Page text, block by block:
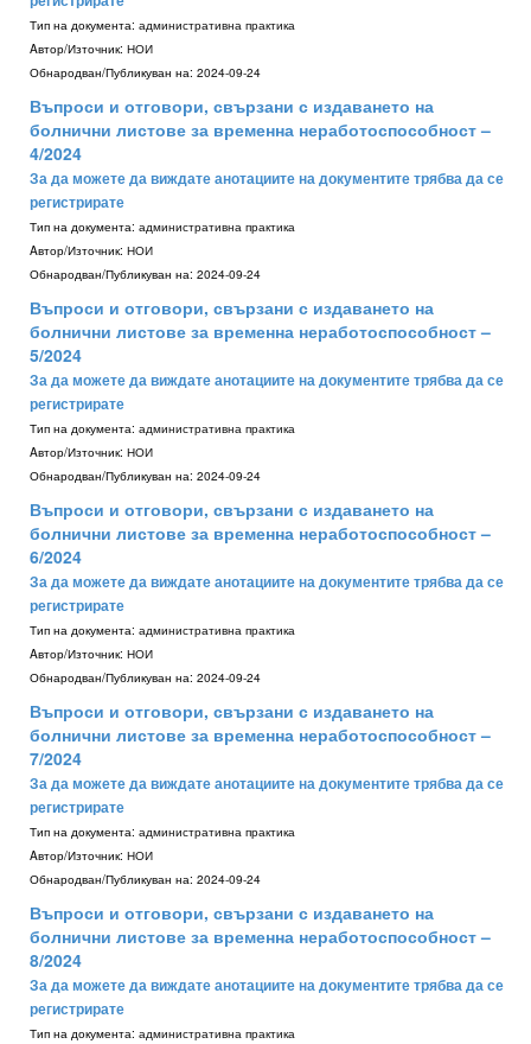
Тип на документа: административна практика
Aвтор/Източник: НОИ
Обнародван/Публикуван на: 2024-09-24
Въпроси и отговори, свързани с издаването на
болнични листове за временна неработоспособност –
4/2024
За да можете да виждате анотациите на документите трябва да се
регистрирате
Тип на документа: административна практика
Aвтор/Източник: НОИ
Обнародван/Публикуван на: 2024-09-24
Въпроси и отговори, свързани с издаването на
болнични листове за временна неработоспособност –
5/2024
За да можете да виждате анотациите на документите трябва да се
регистрирате
Тип на документа: административна практика
Aвтор/Източник: НОИ
Обнародван/Публикуван на: 2024-09-24
Въпроси и отговори, свързани с издаването на
болнични листове за временна неработоспособност –
6/2024
За да можете да виждате анотациите на документите трябва да се
регистрирате
Тип на документа: административна практика
Aвтор/Източник: НОИ
Обнародван/Публикуван на: 2024-09-24
Въпроси и отговори, свързани с издаването на
болнични листове за временна неработоспособност –
7/2024
За да можете да виждате анотациите на документите трябва да се
регистрирате
Тип на документа: административна практика
Aвтор/Източник: НОИ
Обнародван/Публикуван на: 2024-09-24
Въпроси и отговори, свързани с издаването на
болнични листове за временна неработоспособност –
8/2024
За да можете да виждате анотациите на документите трябва да се
регистрирате
Тип на документа: административна практика